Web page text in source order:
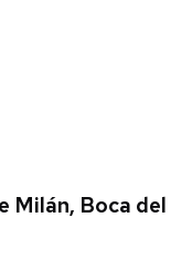
Milán, Boca del